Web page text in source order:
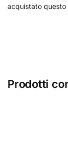
acquistato questo
Prodotti